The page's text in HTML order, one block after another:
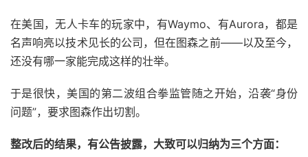
在美国，无人卡车的玩家中，有Waymo、有Aurora，都是
名声响亮以技术见长的公司，但在图森之前——以及至今，
还没有哪一家能完成这样的壮举。
于是很快，美国的第二波组合拳监管随之开始，沿袭“身份
问题”，要求图森作出切割。
整改后的结果，有公告披露，大致可以归纳为三个方面：